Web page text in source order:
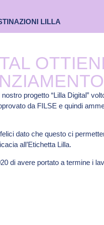
LILLA
progetto “Lilla Digital”
da FILSE e quindi
dato che questo ci
all’Etichetta Lilla.
di avere portato a termine i